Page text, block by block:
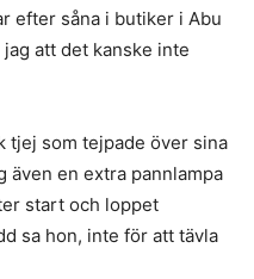
efter såna i butiker i Abu
att det kanske inte
tjej som tejpade över sina
även en extra pannlampa
start och loppet
sa hon, inte för att tävla